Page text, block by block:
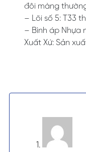
đôi màng
– Lõi số 5: T33
– Bình áp Nhựa
Xuất Xứ: Sản